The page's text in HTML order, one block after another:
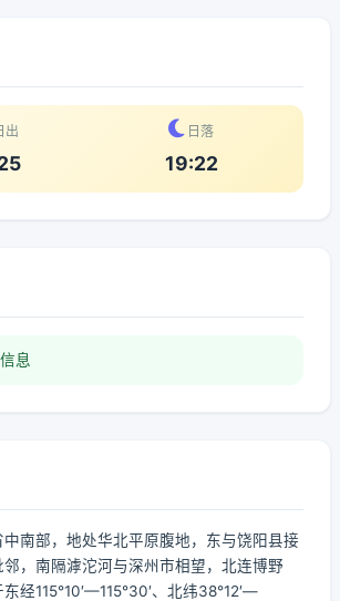
出 日落
19:22
息
南部，地处华北平原腹地，东与饶阳县接
，南隔滹沱河与深州市相望，北连博野
经115°10′—115°30′、北纬38°12′—